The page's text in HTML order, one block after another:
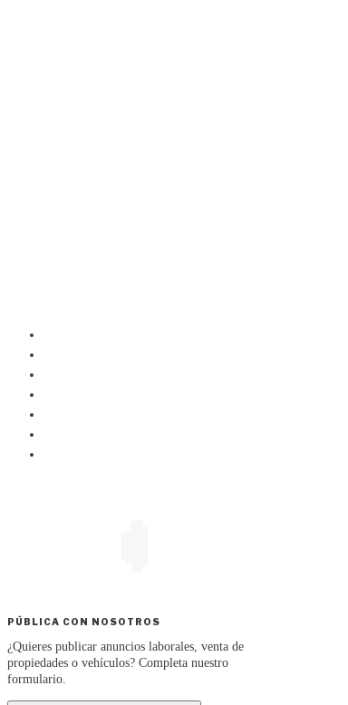
PÚBLICA CON NOSOTROS
¿Quieres publicar anuncios laborales, venta de
propiedades o vehículos? Completa nuestro
formulario.